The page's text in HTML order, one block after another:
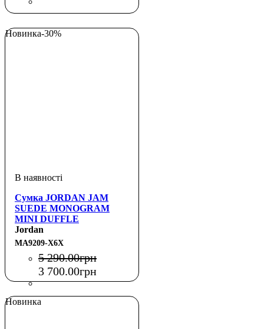
Новинка-30%
Сумка JORDAN JAM
SUEDE MONOGRAM
MINI DUFFLE
Jordan
MA9209-X6X
5 290.00грн
3 700.00грн
Новинка